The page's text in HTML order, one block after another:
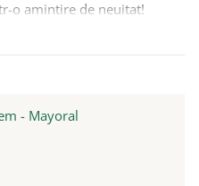
o amintire de neuitat!
moale, asigura
micutei libertate de
dintr-un material placut la
fermecator.
pentru ca micuta
- Mayoral